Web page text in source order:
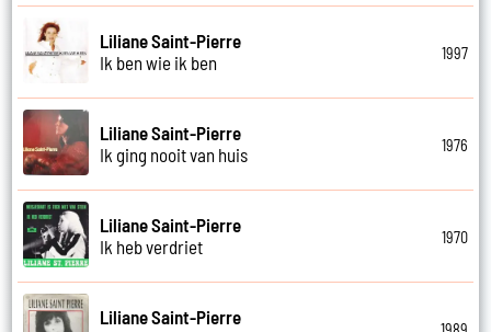
Liliane Saint-Pierre
Ik ben wie ik ben
1997
Liliane Saint-Pierre
Ik ging nooit van huis
1976
Liliane Saint-Pierre
Ik heb verdriet
1970
Liliane Saint-Pierre